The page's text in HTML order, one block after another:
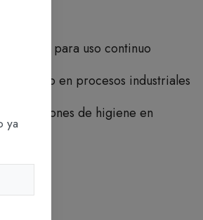
práctico para uso continuo
sanitario en procesos industriales
condiciones de higiene en
ya